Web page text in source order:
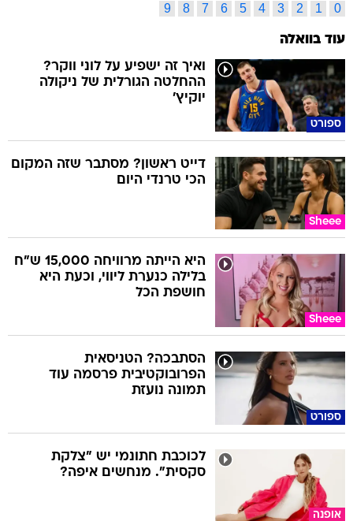
0
1
2
3
4
5
6
7
8
9
עוד בוואלה
ספורט
ואיך זה ישפיע על לוני ווקר?
ההחלטה הגורלית של ניקולה
יוקיץ'
Sheee
דייט ראשון? מסתבר שזה המקום
הכי טרנדי היום
Sheee
היא הייתה מרוויחה 15,000 ש"ח
בלילה כנערת ליווי, וכעת היא
חושפת הכל
ספורט
הסתבכה? הטניסאית
הפרובוקטיבית פרסמה עוד
תמונה נועזת
אופנה
לכוכבת חתונמי יש "צלקת
סקסית". מנחשים איפה?